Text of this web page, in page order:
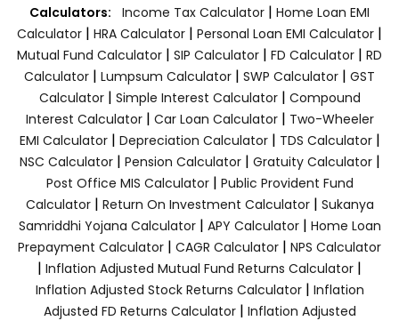
Calculators: Income Tax Calculator | Home Loan EMI
Calculator | HRA Calculator | Personal Loan EMI Calculator |
Mutual Fund Calculator | SIP Calculator | FD Calculator | RD
Calculator | Lumpsum Calculator | SWP Calculator | GST
Calculator| Simple Interest Calculator| Compound
Interest Calculator| Car Loan Calculator| Two-Wheeler
EMI Calculator| Depreciation Calculator| TDS Calculator|
NSC Calculator| Pension Calculator| Gratuity Calculator|
Post Office MIS Calculator| Public Provident Fund
Calculator| Return On Investment Calculator| Sukanya
Samriddhi Yojana Calculator| APY Calculator| Home Loan
Prepayment Calculator | CAGR Calculator | NPS Calculator
| Inflation Adjusted Mutual Fund Returns Calculator |
Inflation Adjusted Stock Returns Calculator| Inflation
Adjusted FD Returns Calculator| Inflation Adjusted